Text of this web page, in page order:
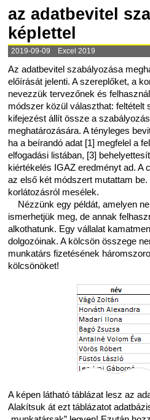
az adatbevitel
képlettel
2019-09-09 Excel 2019
Az adatbevitel szabályozása
előírását jelenti. A szereplőket, a
nevezzük tervezőnek és
módszer közül választhat: feltételt
kifejezést állít össze a
meghatározására. A tényleges
ha a beírandó adat [1] megfelel a
elfogadási listában, [3]
kiértékelés IGAZ eredményt ad. A
az első két módszert mutattam
korlátozásról mesélek.
Nézzünk egy példát, amelyen
ismerhetjük meg, de annak
alkothatunk. Egy vállalat
dolgozóinak. A kölcsön összege
munkatárs fizetésének
kölcsönöket!
A képen látható táblázat lesz az
Alakítsuk át ezt táblázatot